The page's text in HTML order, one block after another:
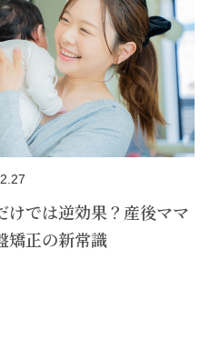
けでは逆効果？産後ママ
矯正の新常識